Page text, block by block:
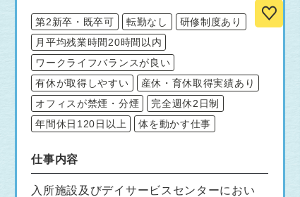
第2新卒・既卒可 転勤なし
研修制度あり
月平均残業時間20時間以内
ワークライフバランスが良い
有休が取得しやすい
産休・育休取得実績あり
オフィスが禁煙・分煙
完全週休2日制
年間休日120日以上
体を動かす仕事
仕事内容
入所施設及びデイサービスセンターにおい